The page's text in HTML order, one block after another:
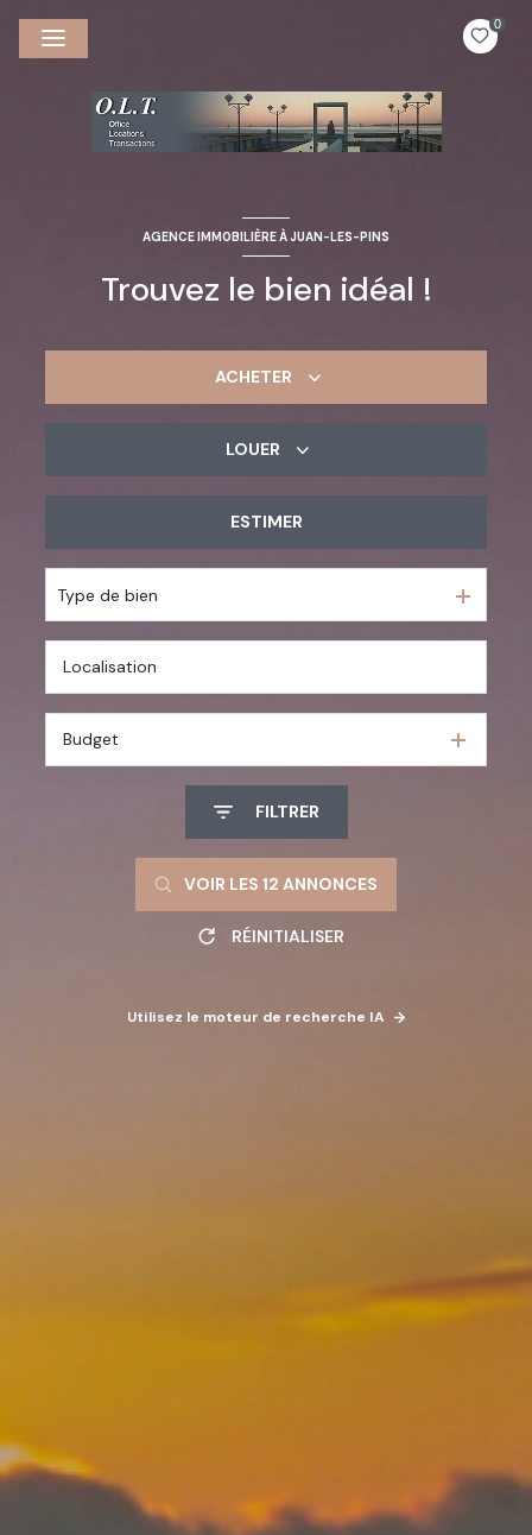
0
AGENCE IMMOBILIÈRE À JUAN-LES-PINS
Trouvez le bien idéal !
ACHETER
LOUER
En saisonnier
De l'immo pro
ESTIMER
Type de bien
Budget
FILTRER
VOIR LES 12 ANNONCES
RÉINITIALISER
Utilisez le moteur de recherche IA